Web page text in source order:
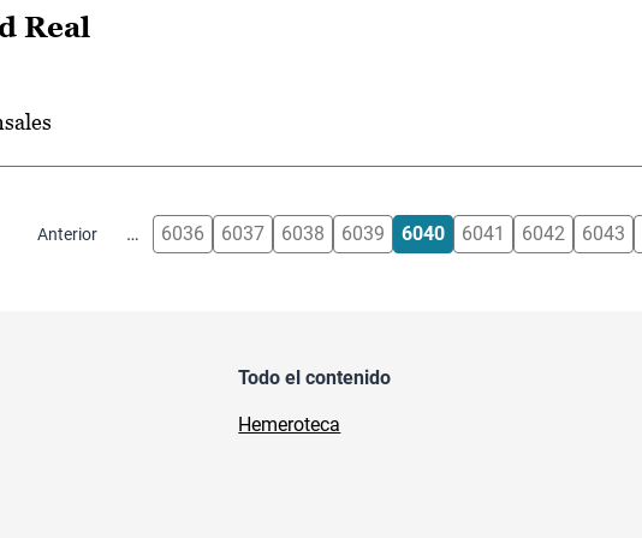
Real
Anterior
Página anterior … 6036 6037 6038 6039 6040 6041 6042 6043
Todo el contenido
Hemeroteca